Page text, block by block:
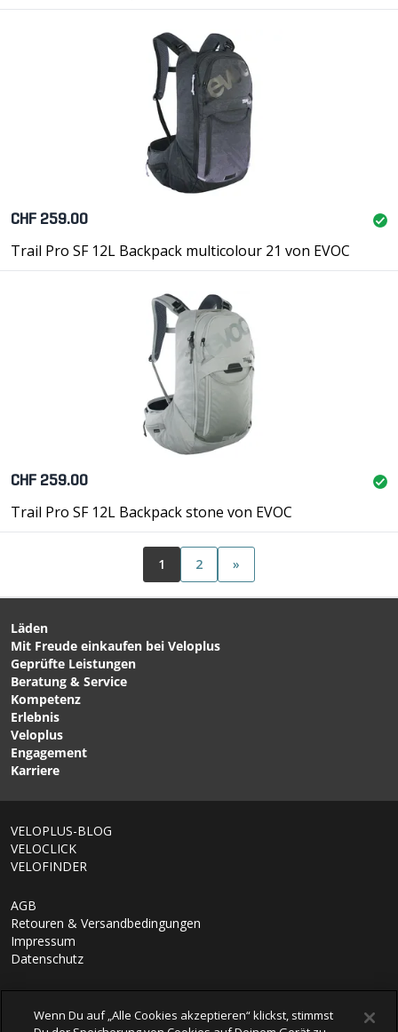
CHF 259.00
Trail Pro SF 12L Backpack multicolour 21 von EVOC
CHF 259.00
Trail Pro SF 12L Backpack stone von EVOC
1 2 »
Läden
Mit Freude einkaufen bei Veloplus
Geprüfte Leistungen
Beratung & Service
Kompetenz
Erlebnis
Veloplus
Engagement
Karriere
VELOPLUS-BLOG
VELOCLICK
VELOFINDER
AGB
Retouren & Versandbedingungen
Impressum
Datenschutz
Wenn Du auf „Alle Cookies akzeptieren“ klickst, stimmst